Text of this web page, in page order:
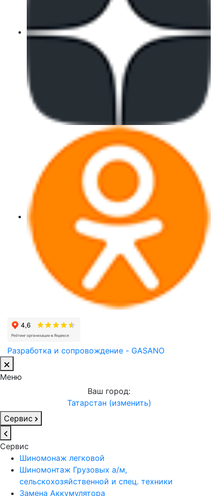
Разработка и сопровождение - GASANO
Меню
Ваш город:
Татарстан (изменить)
Сервис
Сервис
Шиномонаж легковой
Шиномонтаж Грузовых а/м,
сельскохозяйственной и спец. техники
Замена Аккумулятора